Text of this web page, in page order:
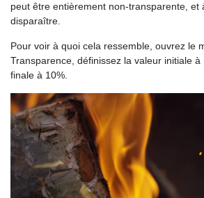
peut être entièrement non-transparente, et
disparaître.
Pour voir à quoi cela ressemble, ouvrez le
Transparence, définissez la valeur initiale
finale à 10%.